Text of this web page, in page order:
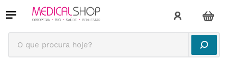
O que procura hoje?